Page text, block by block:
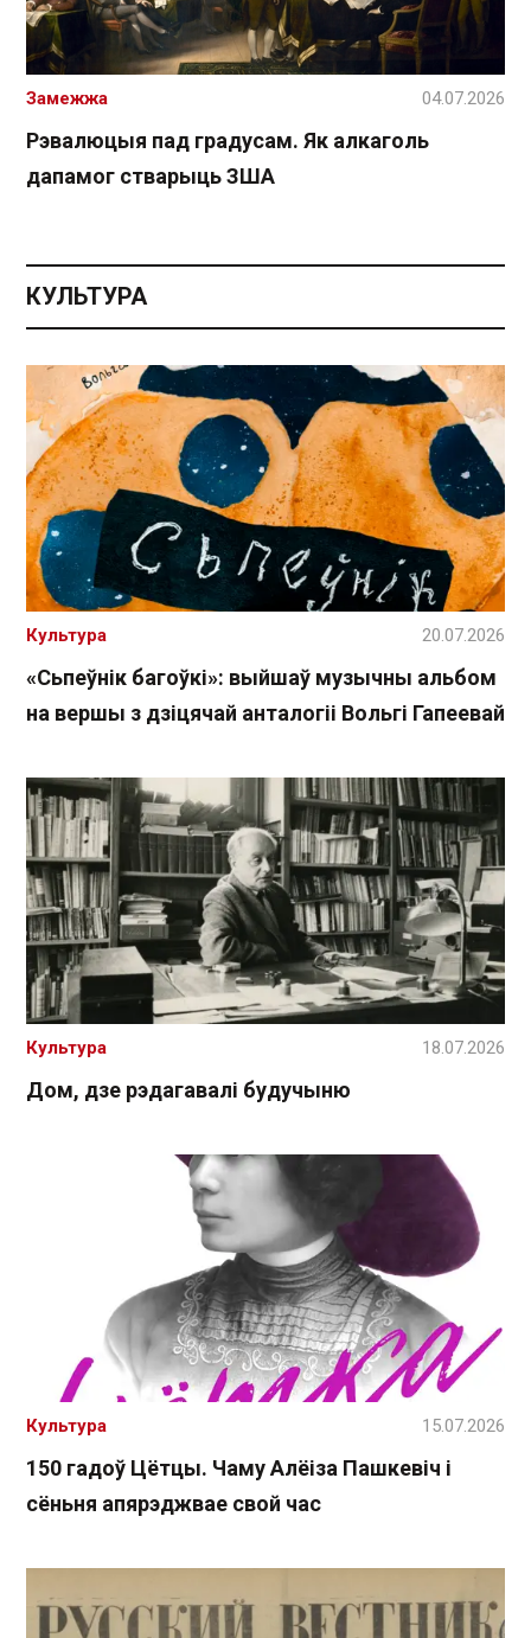
Рэвалюцыя пад градусам. Як алкаголь
дапамог стварыць ЗША
Замежжа 04.07.2026
КУЛЬТУРА
«Сьпеўнік багоўкі»: выйшаў музычны альбом
на вершы з дзіцячай анталогіі Вольгі Гапеевай
Культура 20.07.2026
Дом, дзе рэдагавалі будучыню
Культура 18.07.2026
150 гадоў Цётцы. Чаму Алёіза Пашкевіч і
сёньня апярэджвае свой час
Культура 15.07.2026